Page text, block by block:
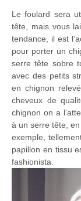
Le foulard sera
tête, mais vous
tendance, il est
pour porter un
serre tête sobre
avec des petits
en chignon
cheveux de
chignon on a
à un serre tête,
exemple,
papillon en tissu
fashionista.